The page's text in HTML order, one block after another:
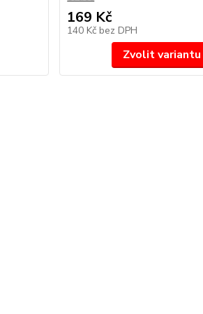
169 Kč
140 Kč bez DPH
Zvolit variantu